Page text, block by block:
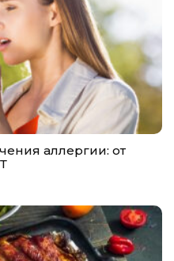
аллергии: от